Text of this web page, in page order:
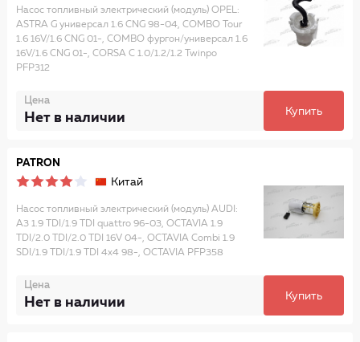
Насос топливный электрический (модуль) OPEL:
ASTRA G универсал 1.6 CNG 98-04, COMBO Tour
1.6 16V/1.6 CNG 01-, COMBO фургон/универсал 1.6
16V/1.6 CNG 01-, CORSA C 1.0/1.2/1.2 Twinpo
PFP312
Цена
Нет в наличии Купить
PATRON
Китай
Насос топливный электрический (модуль) AUDI:
A3 1.9 TDI/1.9 TDI quattro 96-03, OCTAVIA 1.9
TDI/2.0 TDI/2.0 TDI 16V 04-, OCTAVIA Combi 1.9
SDI/1.9 TDI/1.9 TDI 4x4 98-, OCTAVIA PFP358
Цена
Нет в наличии Купить